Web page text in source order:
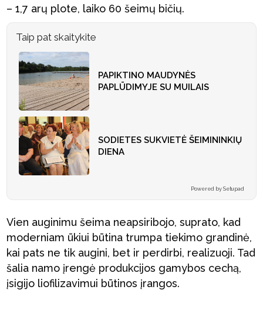
– 1,7 arų plote, laiko 60 šeimų bičių.
Taip pat skaitykite
PAPIKTINO MAUDYNĖS
PAPLŪDIMYJE SU MUILAIS
SODIETES SUKVIETĖ ŠEIMININKIŲ
DIENA
Powered by Setupad
Vien auginimu šeima neapsiribojo, suprato, kad
moderniam ūkiui būtina trumpa tiekimo grandinė,
kai pats ne tik augini, bet ir perdirbi, realizuoji. Tad
šalia namo įrengė produkcijos gamybos cechą,
įsigijo liofilizavimui būtinos įrangos.